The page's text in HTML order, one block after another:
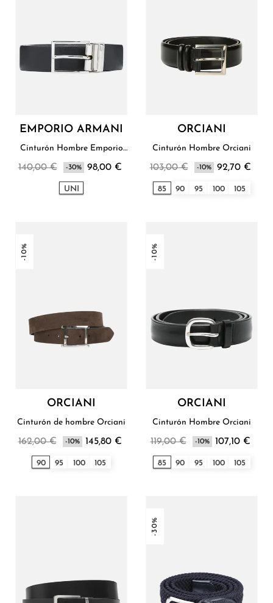
EMPORIO ARMANI
Cinturón Hombre Emporio
140,00 € -30% 98,00 €
UNI
ORCIANI
Cinturón Hombre Orciani
103,00 € -10% 92,70 €
85 90 95 100 105
-10%
ORCIANI
Cinturón de hombre Orciani
162,00 € -10% 145,80 €
90 95 100 105
-10%
ORCIANI
Cinturón Hombre Orciani
119,00 € -10% 107,10 €
85 90 95 100 105
-30%